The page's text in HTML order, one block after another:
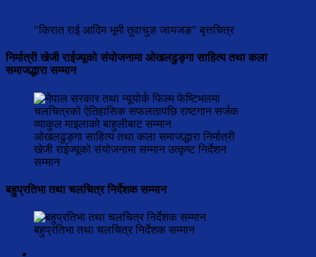
"किरात राई आदिम भूमी तुवाचुङ जायजङ" बृत्तचित्र
निर्मात्री खेजी राईज्यूको संयोजनामा ओखलढुङ्गा साहित्य तथा कला
समाजद्धारा सम्मान
ओखलढुङ्गा साहित्य तथा कला समाजद्धारा निर्मात्री
खेजी राईज्यूको संयोजनामा सम्मान उत्कृष्ट निर्देशन
सम्मान
बहुप्रतिभा तथा चलचित्र निर्देशक सम्मान
बहुप्रतिभा तथा चलचित्र निर्देशक सम्मान